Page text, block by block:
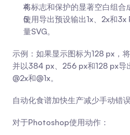
将标志和保护的显著空白组合
使用导出预设输出1x、2x和3x
量SVG。
示例：如果显示图标为128 px，
并以384 px、256 px和128 px导
@2x和@1x。
自动化食谱加快生产减少手动错误
对于Photoshop使用动作：